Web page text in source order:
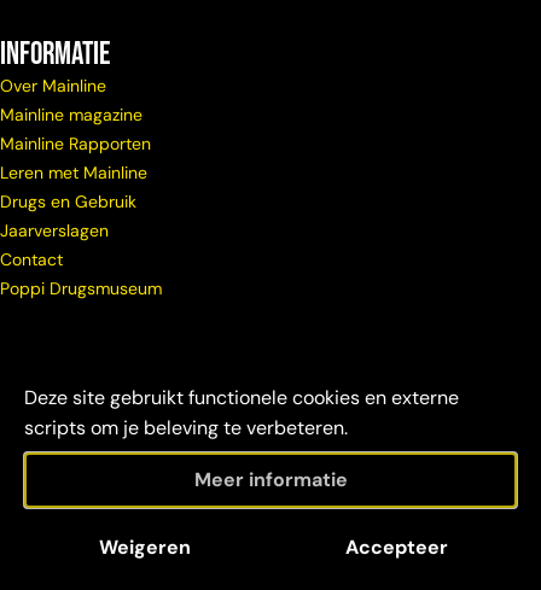
Deze site gebruikt functionele cookies en externe
scripts om je beleving te verbeteren.
Meer informatie
Weigeren Accepteer
Informatie
Over Mainline
Mainline magazine
Mainline Rapporten
Leren met Mainline
Drugs en Gebruik
Jaarverslagen
Contact
Poppi Drugsmuseum
Mainline 2026
verantwoordelijkheid
credits